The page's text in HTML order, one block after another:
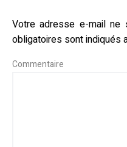
Votre adresse e-mail ne
obligatoires sont indiqués